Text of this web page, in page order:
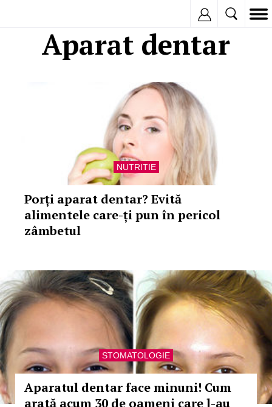
Aparat dentar
NUTRITIE
Porți aparat dentar? Evită
alimentele care-ți pun în pericol
zâmbetul
STOMATOLOGIE
Aparatul dentar face minuni! Cum
arată acum 30 de oameni care l-au